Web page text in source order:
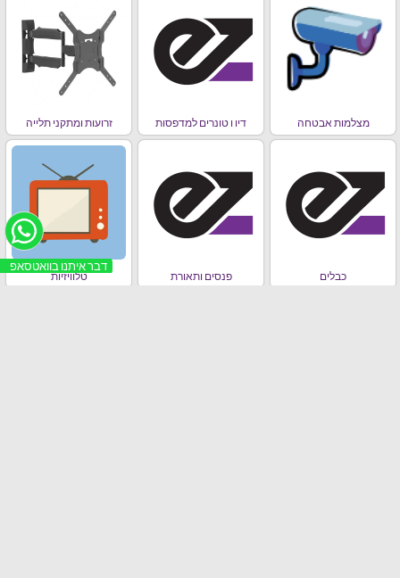
דבר איתנו בוואטסאפ
מצלמות אבטחה דיו ו טונרים למדפסות זרועות ומתקני תלייה
כבלים פנסים ותאורת טלוויזיות